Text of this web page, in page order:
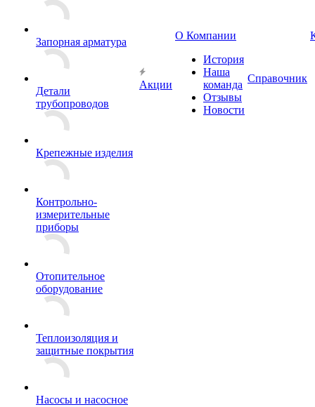
Запорная арматура
Детали
трубопроводов
Крепежные изделия
Контрольно-
измерительные
приборы
Отопительное
оборудование
Теплоизоляция и
защитные покрытия
Насосы и насосное
Акции
О Компании
История
Наша
команда
Отзывы
Новости
Справочник